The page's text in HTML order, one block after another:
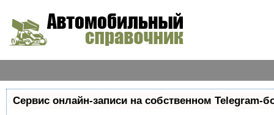
Сервис онлайн-записи на собственном Telegram-